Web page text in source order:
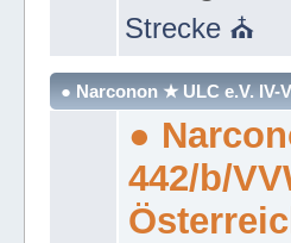
Strecke ⛪
● Narconon ★ ULC e.V. IV-
●
442/b/